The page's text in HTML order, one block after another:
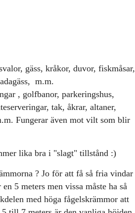
gäss, kråkor, duvor, fiskmåsar,
m.m.
, golfbanor, parkeringshus,
tak, åkrar, altaner,
Fungerar även mot vilt som blir
lika bra i "slagt" tillstånd :)
? Jo för att få så fria vindar
5 meters men vissa måste ha så
med höga fågelskrämmor att